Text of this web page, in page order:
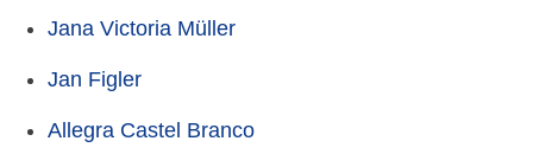
Jana Victoria Müller
Jan Figler
Allegra Castel Branco